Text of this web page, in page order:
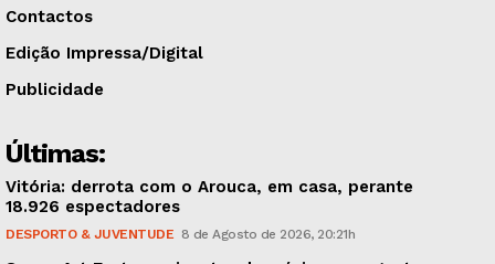
Contactos
Edição Impressa/Digital
Publicidade
Últimas:
Vitória: derrota com o Arouca, em casa, perante
18.926 espectadores
DESPORTO & JUVENTUDE 8 de Agosto de 2026, 20:21h